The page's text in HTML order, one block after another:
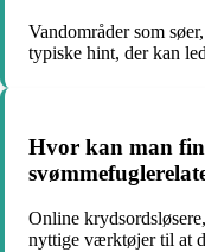
Vandområder som
typiske hint, der kan
Hvor kan man
Online
nyttige værktøjer til at